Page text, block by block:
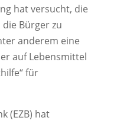
hat versucht, die
Bürger zu
anderem eine
auf Lebensmittel
für
(EZB) hat